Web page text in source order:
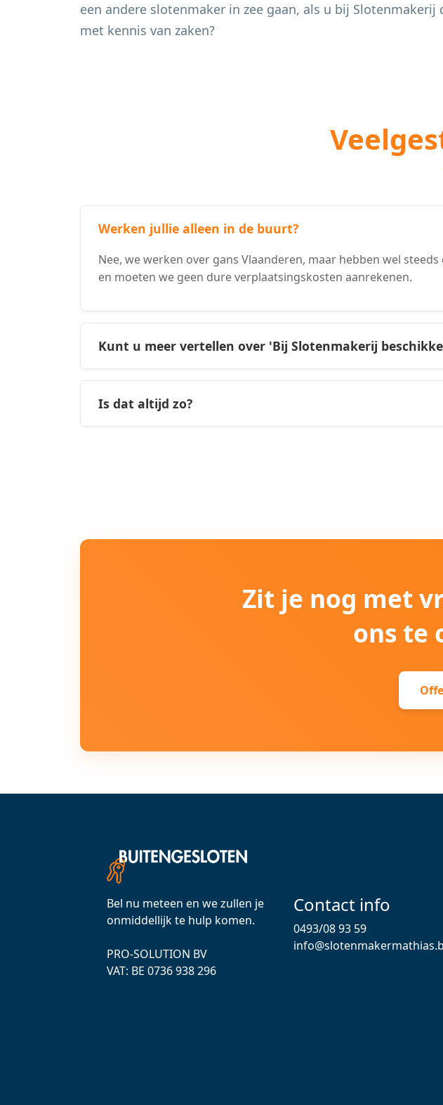
een andere slotenmaker in zee gaan, als u bij
met kennis van zaken?
Werken jullie alleen in de buurt?
Nee, we werken over gans Vlaanderen, maar hebben wel
en moeten we geen dure verplaatsingskosten aanrekenen.
Kunt u meer vertellen over 'Bij Slotenmakerij
Is dat altijd zo?
Zit je nog met
ons te
Bel nu meteen en we zullen je
onmiddellijk te hulp komen.
PRO-SOLUTION BV
VAT: ВЕ 0736 938 296
Contact info
0493/08 93 59